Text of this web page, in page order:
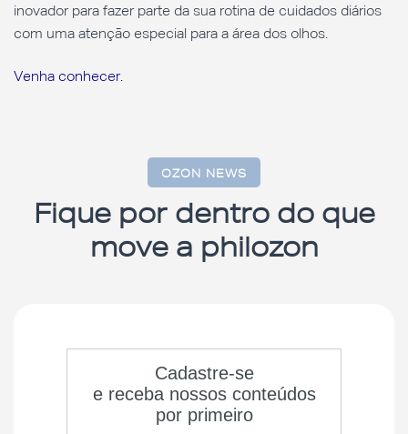
inovador para fazer parte da sua rotina de cuidados diários
com uma atenção especial para a área dos olhos.
Venha conhecer.
OZON NEWS
Fique por dentro do que
move a philozon